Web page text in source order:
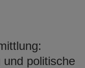
politische